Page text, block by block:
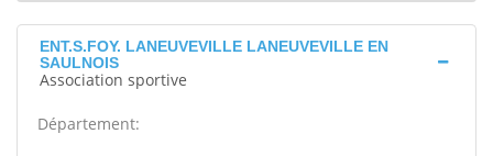
ENT.S.FOY. LANEUVEVILLE LANEUVEVILLE EN
SAULNOIS
Association sportive
Département: